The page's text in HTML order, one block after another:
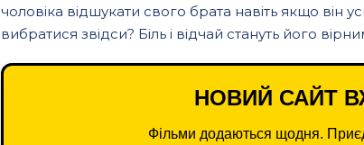
чоловіка відшукати свого брата навіть якщо
вибратися звідси? Біль і відчай стануть його
НОВИЙ САЙТ
Фільми додаються щодня.